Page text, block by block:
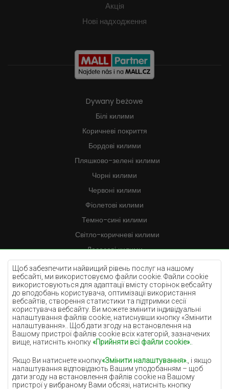
Щоб забезпечити найвищий рівень послуг на нашому
вебсайті, ми використовуємо файли cookie. Файли cookie
використовуються для адаптації вмісту сторінок вебсайту
до вподобань користувача, оптимізації використання
вебсайтів, створення статистики та підтримки сесії
користувача вебсайту. Ви можете змінити індивідуальні
налаштування файлів cookie, натиснувши кнопку «Змінити
налаштування».. Щоб дати згоду на встановлення на
Вашому пристрої файлів cookie всіх категорій, зазначених
вище, натисніть кнопку«Прийняти всі файли cookie».
Якщо Ви натиснете кнопку«Змінити налаштування». , і якщо
налаштування відповідають Вашим уподобанням – щоб
дати згоду на встановлення файлів cookie на Вашому
пристрої у вибраному Вами обсязі, натисніть кнопку
Акція
Нові надходження
Dywany beżowe
Білі килими
Коричневі покриття
Бордові килими
Пляшково-зелені килими
Чорні килими
Червоні килими
Фіолетові килими
Темно-сині килими
Світло-коричневі килими
Лососеві килими
Кремові килими
Бузкові килими
Жовті килими
М'ятні килими
Блакитні килими
Помаранчеві килими
Сірі покриття
Теракотові покриття